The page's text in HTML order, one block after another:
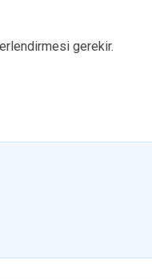
gerekir.